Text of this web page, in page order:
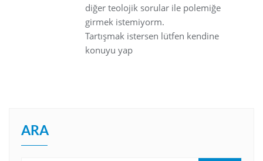
diğer teolojik sorular ile polemiğe
girmek istemiyorm.
Tartışmak istersen lütfen kendine
konuyu yap
ARA